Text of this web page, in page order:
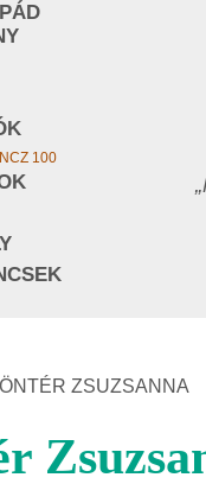
100
ZSUZSANNA